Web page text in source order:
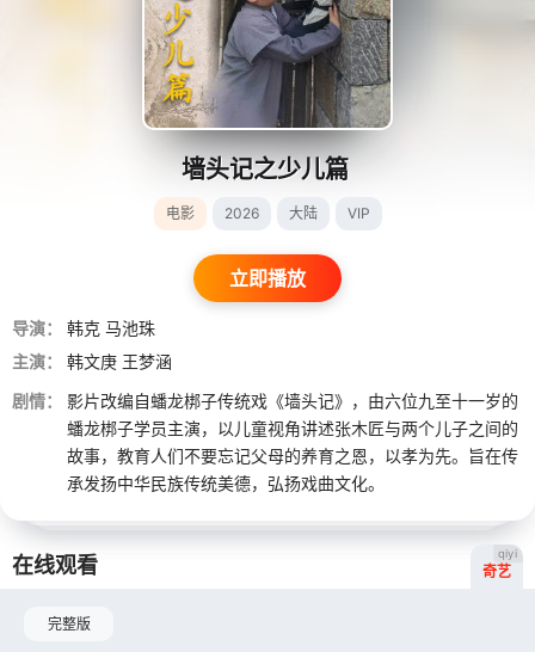
墙头记之少儿篇
电影 2026 大陆 VIP
立即播放
导演： 韩克 马池珠
主演：
韩文庚 王梦涵
剧情：
影片改编自蟠龙梆子传统戏《墙头记》，由六位九至十一岁的
蟠龙梆子学员主演，以儿童视角讲述张木匠与两个儿子之间的
故事，教育人们不要忘记父母的养育之恩，以孝为先。旨在传
承发扬中华民族传统美德，弘扬戏曲文化。
在线观看 奇艺
qiyi
完整版